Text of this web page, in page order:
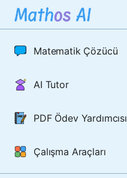
Matematik Çözücü
AI Tutor
PDF Ödev Yardımcısı
Çalışma Araçları